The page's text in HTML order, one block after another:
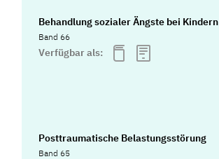
Behandlung sozialer Ängste bei Kindern
Band 66
Verfügbar als:
Posttraumatische Belastungsstörung
Band 65